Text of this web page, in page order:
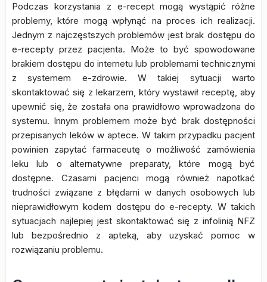
Podczas korzystania z e-recept mogą wystąpić różne
problemy, które mogą wpłynąć na proces ich realizacji.
Jednym z najczęstszych problemów jest brak dostępu do
e-recepty przez pacjenta. Może to być spowodowane
brakiem dostępu do internetu lub problemami technicznymi
z systemem e-zdrowie. W takiej sytuacji warto
skontaktować się z lekarzem, który wystawił receptę, aby
upewnić się, że została ona prawidłowo wprowadzona do
systemu. Innym problemem może być brak dostępności
przepisanych leków w aptece. W takim przypadku pacjent
powinien zapytać farmaceutę o możliwość zamówienia
leku lub o alternatywne preparaty, które mogą być
dostępne. Czasami pacjenci mogą również napotkać
trudności związane z błędami w danych osobowych lub
nieprawidłowym kodem dostępu do e-recepty. W takich
sytuacjach najlepiej jest skontaktować się z infolinią NFZ
lub bezpośrednio z apteką, aby uzyskać pomoc w
rozwiązaniu problemu.